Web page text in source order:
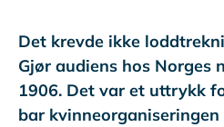
Det krevde ikke
Gjør audiens hos Norges
1906. Det var et uttrykk
bar